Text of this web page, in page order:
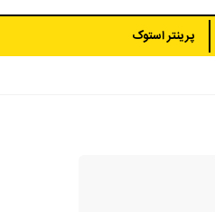
پرینتر استوک